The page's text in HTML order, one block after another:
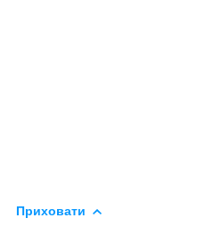
Приховати